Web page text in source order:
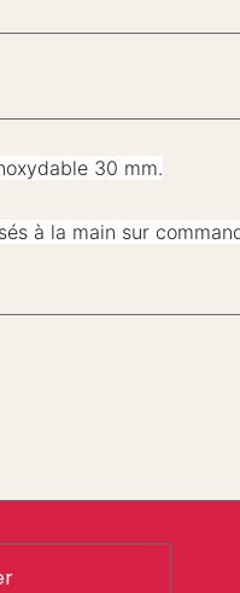
30 mm.
à la main sur